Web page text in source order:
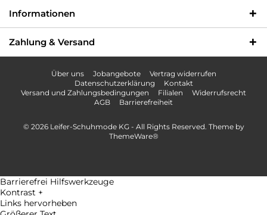
Informationen
Zahlung & Versand
Über uns Jobangebote
Vertrag widerrufen
Datenschutzerklärung
Kontakt
Versand und Zahlungsbedingungen
Filialen
Widerrufsrecht
AGB
Barrierefreiheit
© 2026 Leifer-Schuhmode KG - All Rights Reserved. Theme by
ThemeWare®
Barrierefrei Hilfswerkzeuge
Kontrast +
Links hervorheben